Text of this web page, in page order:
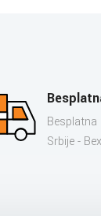
Srbije -